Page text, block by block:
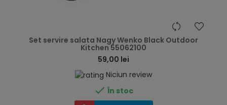
Set servire salata Nagy Wenko Black Outdoor
Kitchen 55062100
59,00 lei
Niciun review
 În stoc